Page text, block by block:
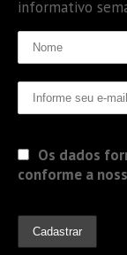
informativo
Os dados
conforme a